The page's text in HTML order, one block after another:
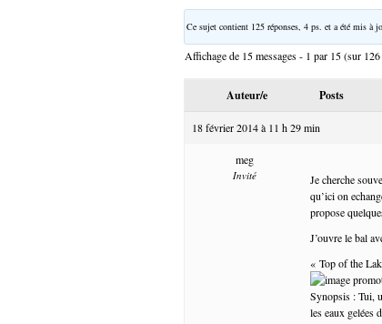
Ce sujet contient 125 réponses, 4 ps. et a été mis à
Affichage de 15 messages - 1 par 15 (sur
Auteur/e Posts
18 février 2014 à 11 h 29 min
meg
Invité
Je cherche
qu’ici on
propose
J’ouvre le bal
« Top of the
Synopsis : Tui,
les eaux gelées